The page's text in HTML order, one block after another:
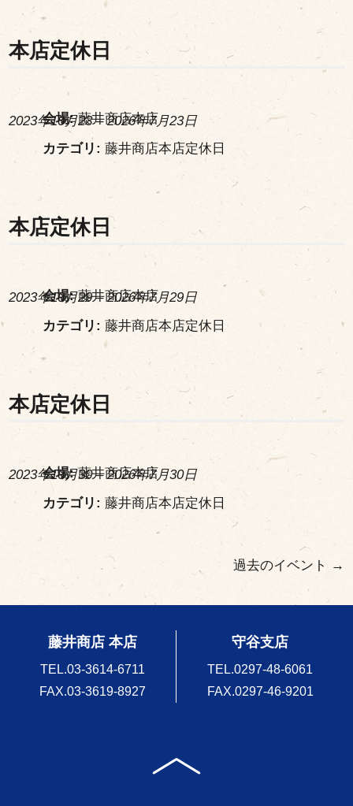
本店定休日
2023年10月23–2026年7月23日
会場: 藤井商店本店
カテゴリ: 藤井商店本店定休日
本店定休日
2023年10月29–2026年7月29日
会場: 藤井商店本店
カテゴリ: 藤井商店本店定休日
本店定休日
2023年10月30–2026年7月30日
会場: 藤井商店本店
カテゴリ: 藤井商店本店定休日
過去のイベント →
藤井商店 本店
TEL.03-3614-6711
FAX.03-3619-8927
守谷支店
TEL.0297-48-6061
FAX.0297-46-9201